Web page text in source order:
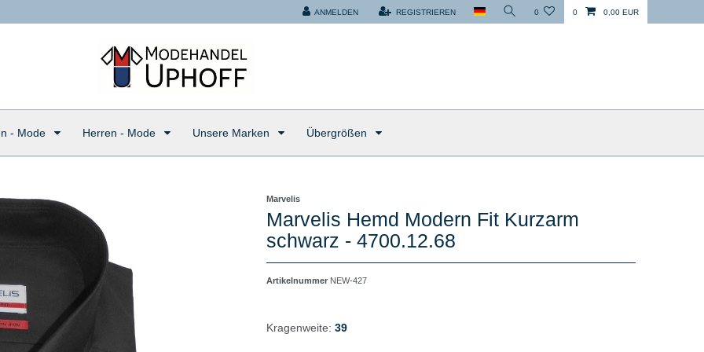
ANMELDEN REGISTRIEREN 0 0 0,00 EUR
- Mode Herren - Mode Unsere Marken Übergrößen
Marvelis
Marvelis Hemd Modern Fit Kurzarm
schwarz - 4700.12.68
Artikelnummer NEW-427
Kragenweite: 39